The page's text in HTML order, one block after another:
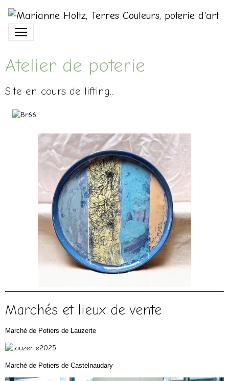
Atelier de poterie
Site en cours de lifting...
Marchés et lieux de vente
Marché de Potiers de Lauzerte
Marché de Potiers de Castelnaudary